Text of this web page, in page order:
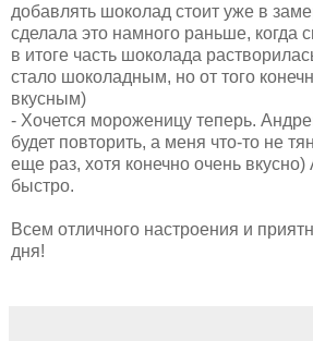
добавлять шоколад стоит уже в
сделала это намного раньше, когда
в итоге часть шоколада
стало шоколадным, но от того
вкусным)
- Хочется мороженицу теперь.
будет повторить, а меня что-то не
еще раз, хотя конечно очень
быстро.
Всем отличного настроения и
дня!